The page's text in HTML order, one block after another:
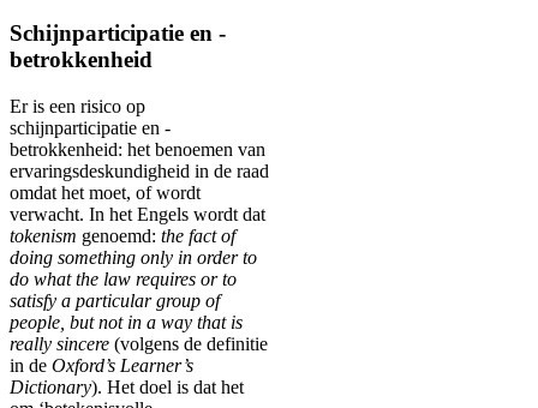
Schijnparticipatie en -
betrokkenheid
Er is een risico op
schijnparticipatie en -
betrokkenheid: het benoemen van
ervaringsdeskundigheid in de raad
omdat het moet, of wordt
verwacht. In het Engels wordt dat
tokenism genoemd: the fact of
doing something only in order to
do what the law requires or to
satisfy a particular group of
people, but not in a way that is
really sincere (volgens de definitie
in de Oxford’s Learner’s
Dictionary). Het doel is dat het